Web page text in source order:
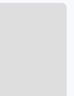
del Ayuntamiento
en Santiago